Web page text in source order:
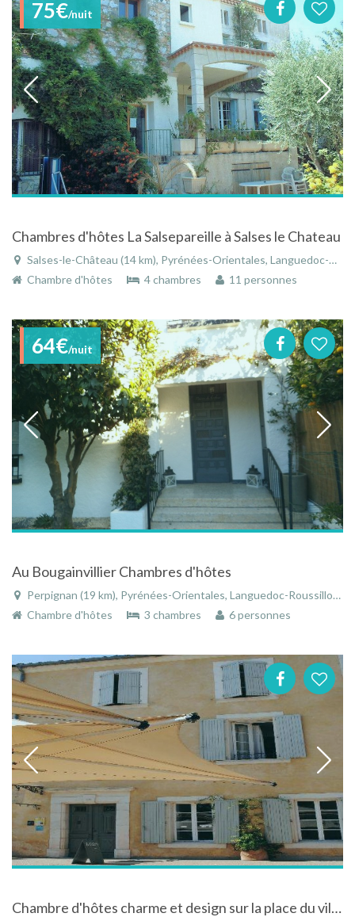
75€/nuit
Chambres d'hôtes La Salsepareille à Salses le Chateau
Salses-le-Château (14 km), Pyrénées-Orientales, Languedoc-Roussillon, Occitanie, France
Chambre d'hôtes
4 chambres 11 personnes
64€/nuit
Au Bougainvillier Chambres d'hôtes
Perpignan (19 km), Pyrénées-Orientales, Languedoc-Roussillon, Occitanie, France
Chambre d'hôtes
3 chambres 6 personnes
Chambre d'hôtes charme et design sur la place du village près des plages à Leucate